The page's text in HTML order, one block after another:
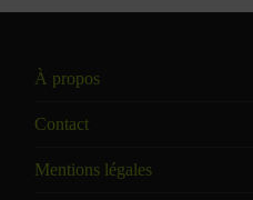
À propos
Contact
Mentions légales